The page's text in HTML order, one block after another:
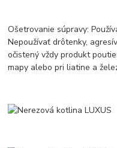
Ošetrovanie súpravy:
Nepoužívať drôtenky,
očistený vždy produkt
mapy alebo pri liatine a